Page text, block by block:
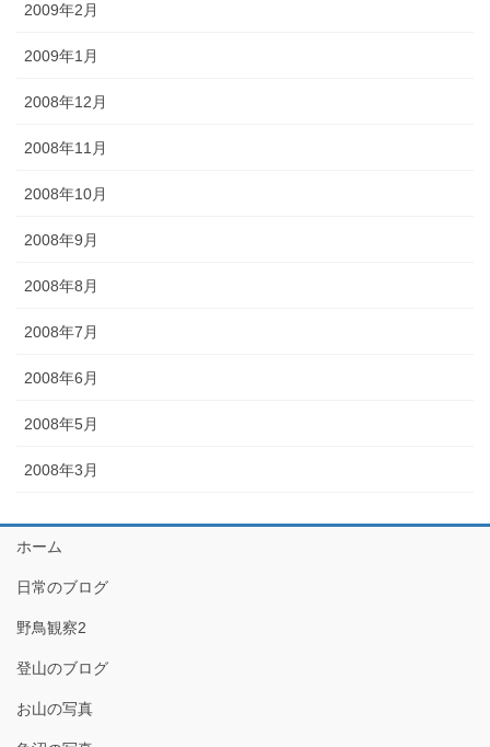
2009年2月
2009年1月
2008年12月
2008年11月
2008年10月
2008年9月
2008年8月
2008年7月
2008年6月
2008年5月
2008年3月
ホーム
日常のブログ
野鳥観察2
登山のブログ
お山の写真